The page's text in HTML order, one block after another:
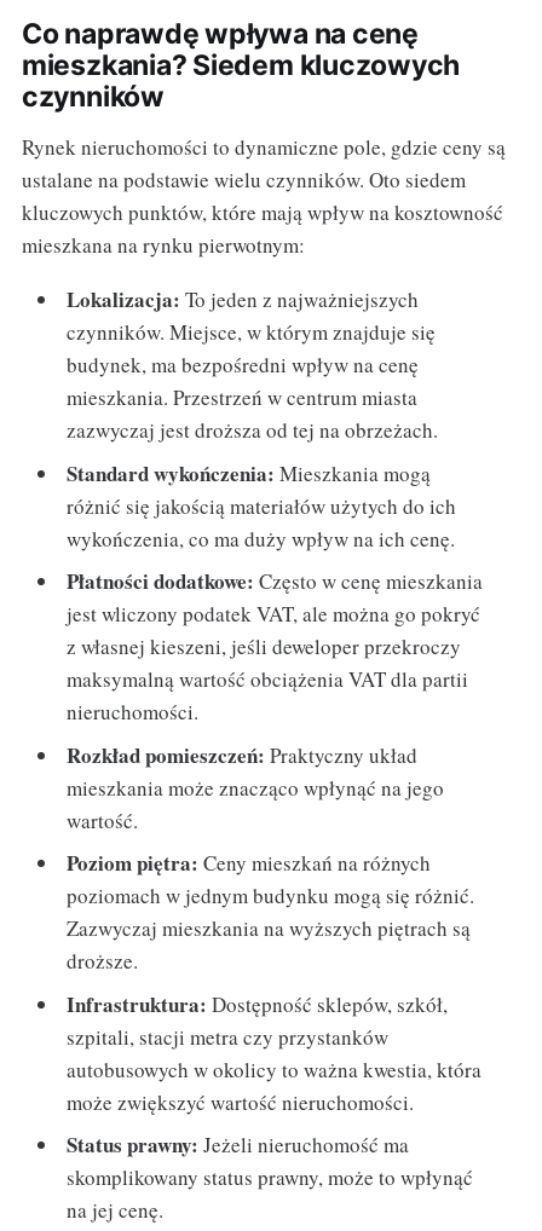
Co naprawdę wpływa na cenę
mieszkania? Siedem kluczowych
czynników
Rynek nieruchomości to dynamiczne pole, gdzie ceny są
ustalane na podstawie wielu czynników. Oto siedem
kluczowych punktów, które mają wpływ na kosztowność
mieszkana na rynku pierwotnym:
Lokalizacja: To jeden z najważniejszych
czynników. Miejsce, w którym znajduje się
budynek, ma bezpośredni wpływ na cenę
mieszkania. Przestrzeń w centrum miasta
zazwyczaj jest droższa od tej na obrzeżach.
Standard wykończenia: Mieszkania mogą
różnić się jakością materiałów użytych do ich
wykończenia, co ma duży wpływ na ich cenę.
Płatności dodatkowe: Często w cenę mieszkania
jest wliczony podatek VAT, ale można go pokryć
z własnej kieszeni, jeśli deweloper przekroczy
maksymalną wartość obciążenia VAT dla partii
nieruchomości.
Rozkład pomieszczeń: Praktyczny układ
mieszkania może znacząco wpłynąć na jego
wartość.
Poziom piętra: Ceny mieszkań na różnych
poziomach w jednym budynku mogą się różnić.
Zazwyczaj mieszkania na wyższych piętrach są
droższe.
Infrastruktura: Dostępność sklepów, szkół,
szpitali, stacji metra czy przystanków
autobusowych w okolicy to ważna kwestia, która
może zwiększyć wartość nieruchomości.
Status prawny: Jeżeli nieruchomość ma
skomplikowany status prawny, może to wpłynąć
na jej cenę.